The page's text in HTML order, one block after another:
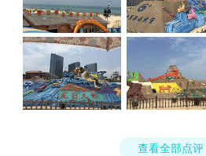
查看全部点评